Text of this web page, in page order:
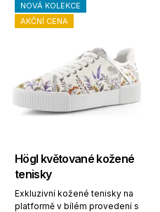
NOVÁ KOLEKCE
AKČNÍ CENA
Högl květované kožené
tenisky
Exkluzivní kožené tenisky na
platformě v bílém provedení s